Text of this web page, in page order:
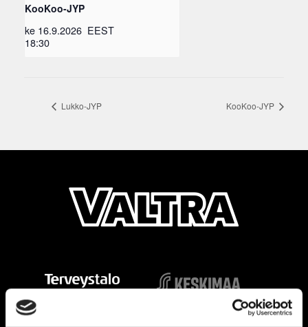
KooKoo-JYP
ke 16.9.2026
18:30
EEST
Lukko-JYP KooKoo-JYP